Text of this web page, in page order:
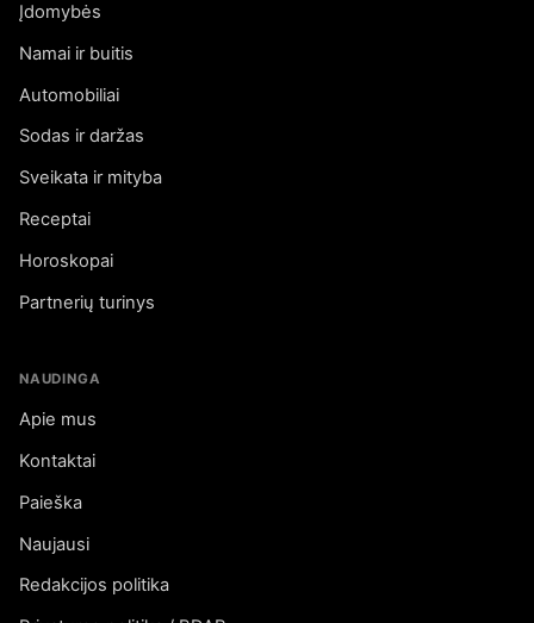
Įdomybės
Namai ir buitis
Automobiliai
Sodas ir daržas
Sveikata ir mityba
Receptai
Horoskopai
Partnerių turinys
NAUDINGA
Apie mus
Kontaktai
Paieška
Naujausi
Redakcijos politika